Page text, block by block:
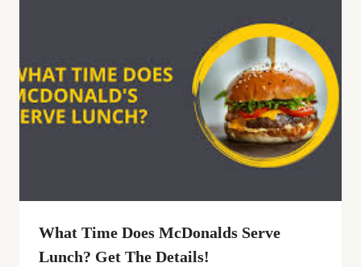
What Time Does McDonalds Serve
Lunch? Get The Details!